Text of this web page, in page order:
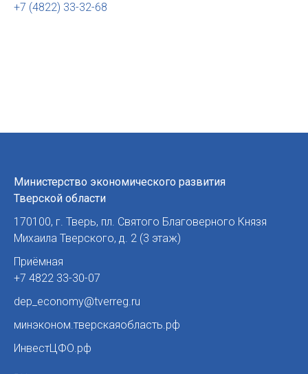
+7 (4822) 33-32-68
Министерство экономического развития
Тверской области
170100, г. Тверь, пл. Святого Благоверного Князя
Михаила Тверского, д. 2 (3 этаж)
Приёмная
+7 4822 33-30-07
dep_economy@tverreg.ru
минэконом.тверскаяобласть.рф
ИнвестЦФО.рф